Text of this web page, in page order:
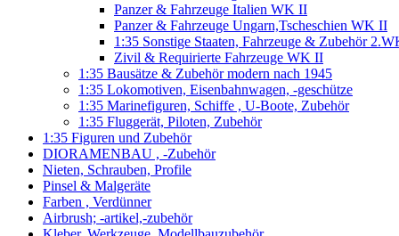
Panzer & Fahrzeuge Italien WK II
Panzer & Fahrzeuge Ungarn,Tscheschien WK II
1:35 Sonstige Staaten, Fahrzeuge & Zubehör
Zivil & Requirierte Fahrzeuge WK II
1:35 Bausätze & Zubehör modern nach 1945
1:35 Lokomotiven, Eisenbahnwagen, -geschütze
1:35 Marinefiguren, Schiffe , U-Boote, Zubehör
1:35 Fluggerät, Piloten, Zubehör
1:35 Figuren und Zubehör
DIORAMENBAU , -Zubehör
Nieten, Schrauben, Profile
Pinsel & Malgeräte
Farben , Verdünner
Airbrush; -artikel,-zubehör